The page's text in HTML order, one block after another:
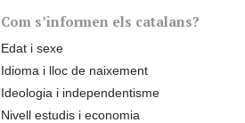
Com s’informen els catalans?
Edat i sexe
Idioma i lloc de naixement
Ideologia i independentisme
Nivell estudis i economia